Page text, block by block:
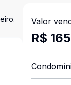
Valor
R$